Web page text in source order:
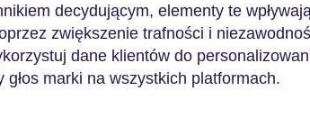
decydującym, elementy te
zwiększenie trafności i
dane klientów do
marki na wszystkich platformach.